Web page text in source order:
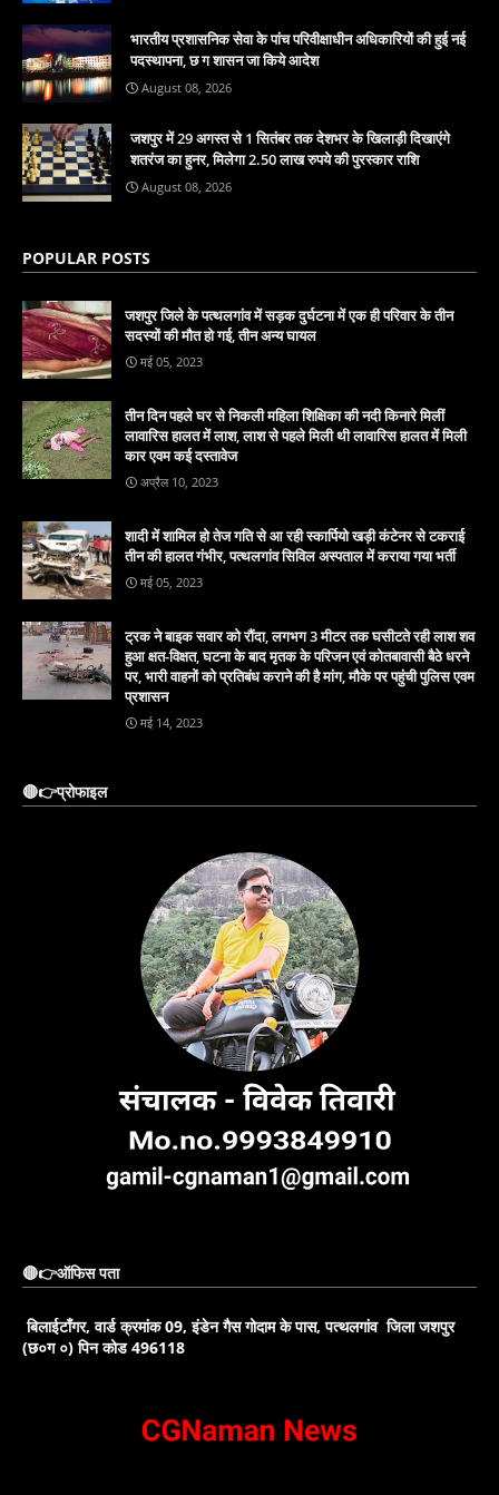
भारतीय प्रशासनिक सेवा के पांच परिवीक्षाधीन अधिकारियों की हुई नई
पदस्थापना, छ ग शासन जा किये आदेश
August 08, 2026
जशपुर में 29 अगस्त से 1 सितंबर तक देशभर के खिलाड़ी दिखाएंगे
शतरंज का हुनर, मिलेगा 2.50 लाख रुपये की पुरस्कार राशि
August 08, 2026
POPULAR POSTS
जशपुर जिले के पत्थलगांव में सड़क दुर्घटना में एक ही परिवार के तीन
सदस्यों की मौत हो गई, तीन अन्य घायल
मई 05, 2023
तीन दिन पहले घर से निकली महिला शिक्षिका की नदी किनारे मिलीं
लावारिस हालत में लाश, लाश से पहले मिली थी लावारिस हालत में मिली
कार एवम कई दस्तावेज
अप्रैल 10, 2023
शादी में शामिल हो तेज गति से आ रही स्कार्पियो खड़ी कंटेनर से टकराई
तीन की हालत गंभीर, पत्थलगांव सिविल अस्पताल में कराया गया भर्ती
मई 05, 2023
ट्रक ने बाइक सवार को रौंदा, लगभग 3 मीटर तक घसीटते रही लाश शव
हुआ क्षत-विक्षत, घटना के बाद मृतक के परिजन एवं कोतबावासी बैठे धरने
पर, भारी वाहनों को प्रतिबंध कराने की है मांग, मौके पर पहुंची पुलिस एवम
प्रशासन
मई 14, 2023
🔴👉प्रोफाइल
🔴👉ऑफिस पता
बिलाईटाँगर, वार्ड क्रमांक 09, इंडेन गैस गोदाम के पास, पत्थलगांव जिला जशपुर
(छ०ग ०) पिन कोड 496118